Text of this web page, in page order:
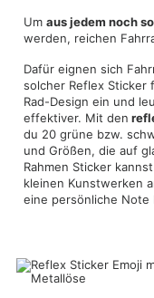
Um aus jedem noch
werden, reichen
Dafür eignen sich
solcher Reflex Sticker
Rad-Design ein und
effektiver. Mit den
du 20 grüne bzw.
und Größen, die auf
Rahmen Sticker
kleinen Kunstwerken
eine persönliche Note